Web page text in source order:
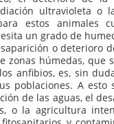
ultravioleta o
estos animales
un grado de
o deterioro
zonas húmedas, que
anfibios, es, sin
poblaciones. A esto
de las aguas, el
o la agricultura